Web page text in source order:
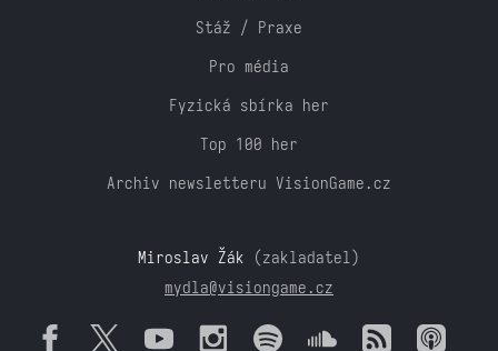
Stáž / Praxe
Pro média
Fyzická sbírka her
Top 100 her
Archiv newsletteru VisionGame.cz
Miroslav Žák (zakladatel)
mydla@visiongame.cz